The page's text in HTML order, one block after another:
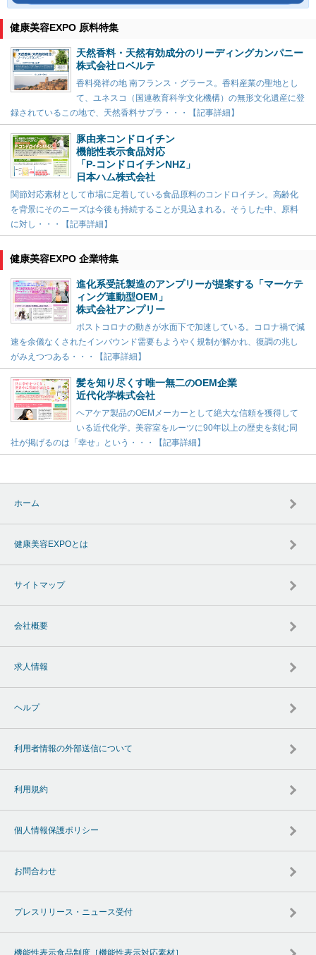
健康美容EXPO 原料特集
天然香料・天然有効成分のリーディングカンパニー
株式会社ロベルテ
香料発祥の地 南フランス・グラース。香料産業の聖地とし
て、ユネスコ（国連教育科学文化機構）の無形文化遺産に登
録されているこの地で、天然香料サプラ・・・【記事詳細】
豚由来コンドロイチン
機能性表示食品対応
「P-コンドロイチンNHZ」
日本ハム株式会社
関節対応素材として市場に定着している食品原料のコンドロイチン。高齢化
を背景にそのニーズは今後も持続することが見込まれる。そうした中、原料
に対し・・・【記事詳細】
健康美容EXPO 企業特集
進化系受託製造のアンプリーが提案する「マーケテ
ィング連動型OEM」
株式会社アンプリー
ポストコロナの動きが水面下で加速している。コロナ禍で減
速を余儀なくされたインバウンド需要もようやく規制が解かれ、復調の兆し
がみえつつある・・・【記事詳細】
髪を知り尽くす唯一無二のOEM企業
近代化学株式会社
ヘアケア製品のOEMメーカーとして絶大な信頼を獲得して
いる近代化学。美容室をルーツに90年以上の歴史を刻む同
社が掲げるのは「幸せ」という・・・【記事詳細】
ホーム
健康美容EXPOとは
サイトマップ
会社概要
求人情報
ヘルプ
利用者情報の外部送信について
利用規約
個人情報保護ポリシー
お問合わせ
プレスリリース・ニュース受付